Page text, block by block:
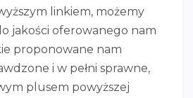
linkiem, możemy
jakości oferowanego nam
proponowane nam
i w pełni sprawne,
plusem powyższej